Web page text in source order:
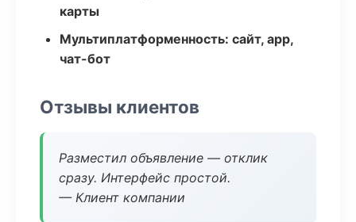
карты
Мультиплатформенность: сайт, app,
чат-бот
Отзывы клиентов
Разместил объявление — отклик
сразу. Интерфейс простой.
— Клиент компании